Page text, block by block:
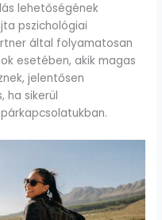
lehetőségének
pszichológiai
által folyamatosan
esetében, akik magas
jelentősen
ha sikerül